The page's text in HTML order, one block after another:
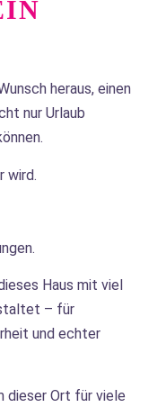
heraus, einen
nur Urlaub
wird.
Haus mit viel
– für
und echter
dieser Ort für viele